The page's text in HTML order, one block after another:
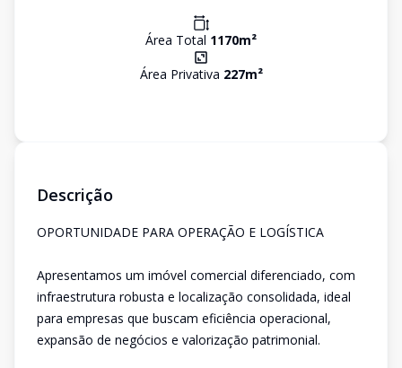
Área Total 1170m²
Área Privativa 227m²
Descrição
OPORTUNIDADE PARA OPERAÇÃO E LOGÍSTICA
Apresentamos um imóvel comercial diferenciado, com
infraestrutura robusta e localização consolidada, ideal
para empresas que buscam eficiência operacional,
expansão de negócios e valorização patrimonial.